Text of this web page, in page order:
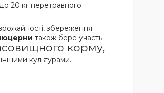
20 кг перетравного
збереження
також бере участь
корму,
культурами.